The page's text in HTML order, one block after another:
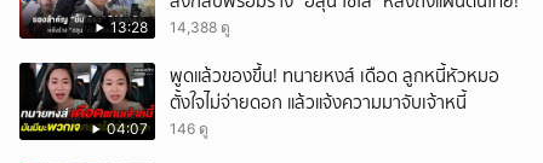
13:28 14,388 ดู
04:07
พูดแล้วของขึ้น! ทนายหงส์ เดือด ลูกหนี้หัวหมอ
ตั้งใจไม่จ่ายดอก แล้วแจ้งความมาจับเจ้าหนี้
146 ดู